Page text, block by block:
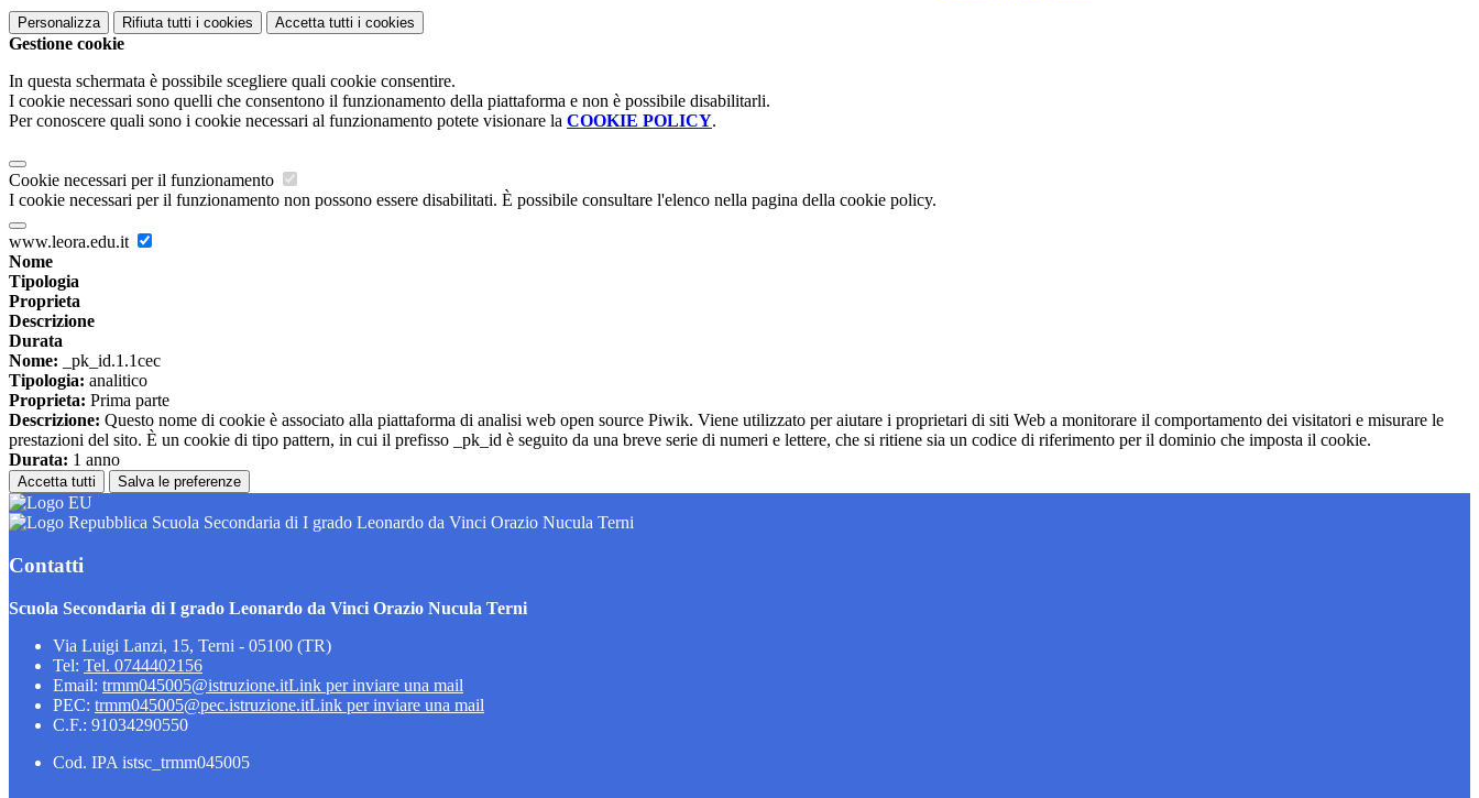
Personalizza Rifiuta tutti i cookies Accetta tutti i cookies
Gestione cookie
In questa schermata è possibile scegliere quali cookie consentire.
I cookie necessari sono quelli che consentono il funzionamento della piattaforma e non è possibile disabilitarli.
Per conoscere quali sono i cookie necessari al funzionamento potete visionare la COOKIE POLICY.
Cookie necessari per il funzionamento
I cookie necessari per il funzionamento non possono essere disabilitati. È possibile consultare l'elenco nella pagina della cookie policy.
www.leora.edu.it
Nome
Tipologia
Proprieta
Descrizione
Durata
Nome: _pk_id.1.1cec
Tipologia: analitico
Proprieta: Prima parte
Descrizione: Questo nome di cookie è associato alla piattaforma di analisi web open source Piwik. Viene utilizzato per aiutare i proprietari di siti Web a monitorare il comportamento dei visitatori e misurare le
prestazioni del sito. È un cookie di tipo pattern, in cui il prefisso _pk_id è seguito da una breve serie di numeri e lettere, che si ritiene sia un codice di riferimento per il dominio che imposta il cookie.
Durata: 1 anno
Accetta tutti Salva le preferenze
Scuola Secondaria di I grado Leonardo da Vinci Orazio Nucula Terni
Contatti
Scuola Secondaria di I grado Leonardo da Vinci Orazio Nucula Terni
Via Luigi Lanzi, 15, Terni - 05100 (TR)
Tel: Tel. 0744402156
Email: trmm045005@istruzione.itLink per inviare una mail
PEC: trmm045005@pec.istruzione.itLink per inviare una mail
C.F.: 91034290550
Cod. IPA istsc_trmm045005